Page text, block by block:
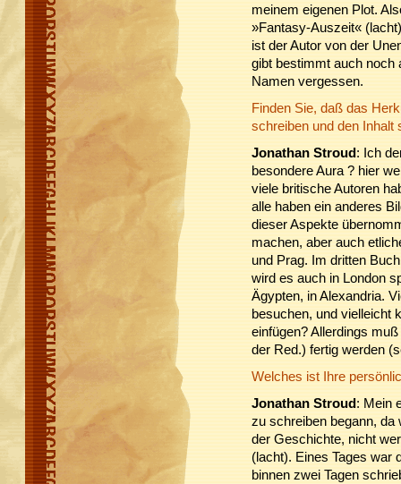
meinem eigenen Plot.
»Fantasy-Auszeit«
ist der Autor von der
gibt bestimmt auch noch
Namen vergessen.
Finden Sie, daß das
schreiben und den Inhalt
Jonathan Stroud: Ich
besondere Aura ? hier
viele britische Autoren
alle haben ein anderes
dieser Aspekte
machen, aber auch
und Prag. Im dritten
wird es auch in London
Ägypten, in Alexandria.
besuchen, und vielleicht
einfügen? Allerdings
der Red.) fertig werden
Welches ist Ihre
Jonathan Stroud: Mein
zu schreiben begann, da
der Geschichte, nicht
(lacht). Eines Tages war
binnen zwei Tagen